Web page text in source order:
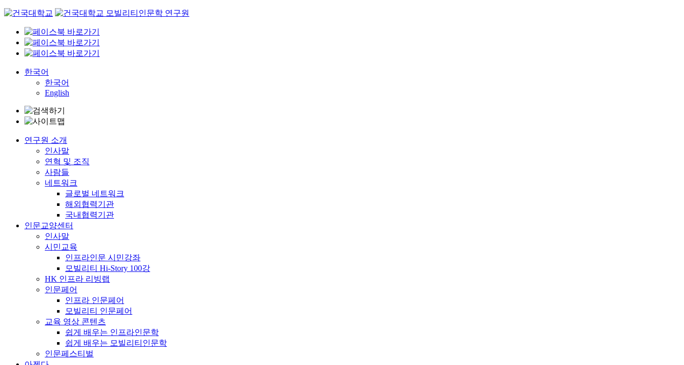
Skip
content
한국어
한국어
English
연구원 소개
인사말
연혁 및 조직
사람들
네트워크
글로벌 네트워크
해외협력기관
국내협력기관
인문교양센터
인사말
시민교육
인프라인문 시민강좌
모빌리티 Hi-Story 100강
HK 인프라 리빙랩
인문페어
인프라 인문페어
모빌리티 인문페어
교육 영상 콘텐츠
쉽게 배우는 인프라인문학
쉽게 배우는 모빌리티인문학
인문페스티벌